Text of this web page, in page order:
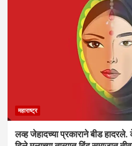
महाराष्ट्र
लव्ह जेहादच्या प्रकाराने बीड